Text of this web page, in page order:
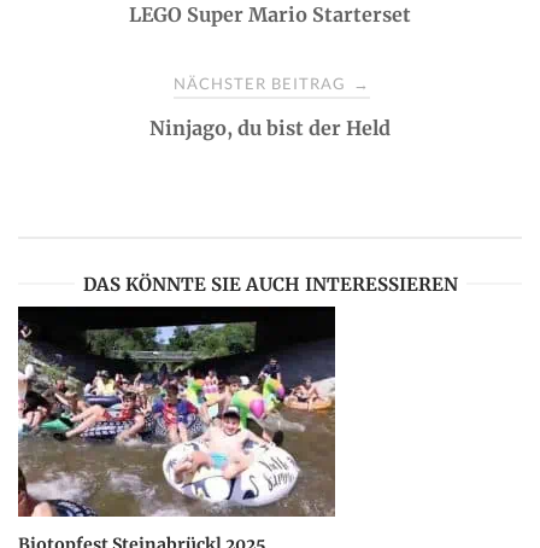
v
i
g
a
LEGO Super Mario Starterset
NÄCHSTER BEITRAG →
Ninjago, du bist der Held
DAS KÖNNTE SIE AUCH INTERESSIEREN